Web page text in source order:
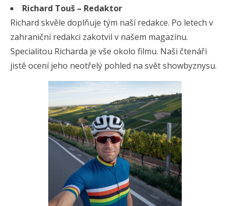
Richard Touš – Redaktor
Richard skvěle doplňuje tým naší redakce. Po letech v
zahraniční redakci zakotvil v našem magazínu.
Specialitou Richarda je vše okolo filmu. Naši čtenáři
jistě ocení jeho neotřelý pohled na svět showbyznysu.